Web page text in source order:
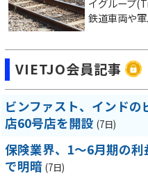
イグループ
鉄道車両や軍
VIETJO会員記事
ビンファスト、インド
店60号店を開設 (7日)
保険業界、1～6月期の
で明暗 (7日)